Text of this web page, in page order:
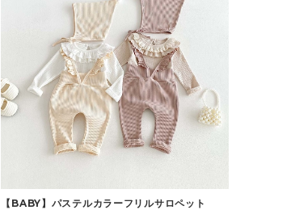
【BABY】パステルカラーフリルサロペット